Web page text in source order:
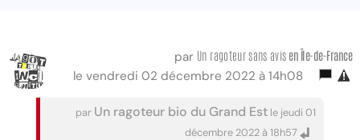
par Un ragoteur sans avis en Île-de-France
le vendredi 02 décembre 2022 à 14h08
par Un ragoteur bio du Grand Est le jeudi 01
décembre 2022 à 18h57